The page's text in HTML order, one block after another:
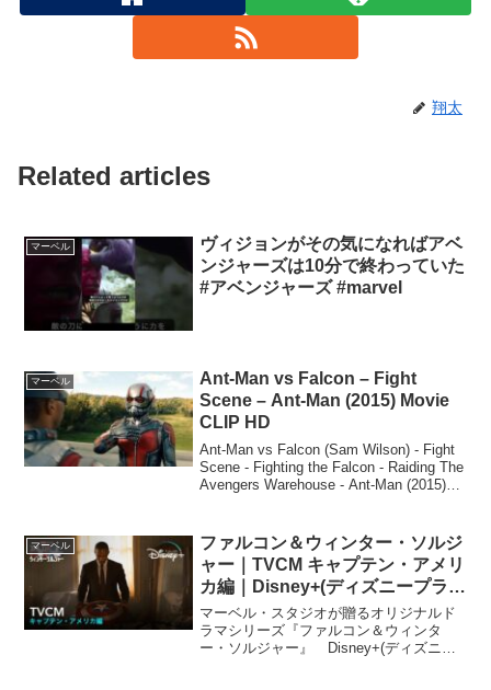
翔太
Related articles
マーベル
ヴィジョンがその気になればアベ
ンジャーズは10分で終わっていた
#アベンジャーズ #marvel
マーベル
Ant-Man vs Falcon – Fight
Scene – Ant-Man (2015) Movie
CLIP HD
Ant-Man vs Falcon (Sam Wilson) - Fight
Scene - Fighting the Falcon - Raiding The
Avengers Warehouse - Ant-Man (2015)
マーベル
ファルコン＆ウィンター・ソルジ
ャー｜TVCM キャプテン・アメリ
カ編｜Disney+(ディズニープラ
ス)
マーベル・スタジオが贈るオリジナルド
ラマシリーズ『ファルコン＆ウィンタ
ー・ソルジャー』 Disney+(ディズニー